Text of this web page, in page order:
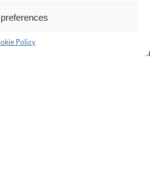
Policy